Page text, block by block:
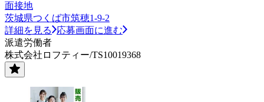
面接地
茨城県つくば市筑穂1-9-2
詳細を見る
応募画面に進む
派遣労働者
株式会社ロフティー/TS10019368